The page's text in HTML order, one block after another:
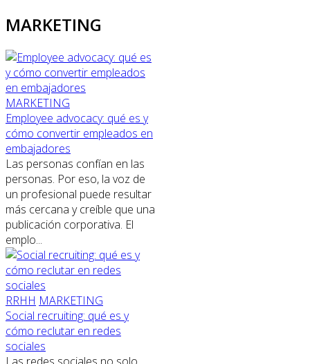
MARKETING
MARKETING
Employee advocacy: qué es y
cómo convertir empleados en
embajadores
Las personas confían en las
personas. Por eso, la voz de
un profesional puede resultar
más cercana y creíble que una
publicación corporativa. El
emplo...
RRHH MARKETING
Social recruiting: qué es y
cómo reclutar en redes
sociales